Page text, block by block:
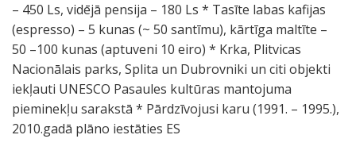
– 450 Ls, vidējā pensija – 180 Ls * Tasīte labas kafijas
(espresso) – 5 kunas (~ 50 santīmu), kārtīga maltīte –
50 –100 kunas (aptuveni 10 eiro) * Krka, Plitvicas
Nacionālais parks, Splita un Dubrovniki un citi objekti
iekļauti UNESCO Pasaules kultūras mantojuma
pieminekļu sarakstā * Pārdzīvojusi karu (1991. – 1995.),
2010.gadā plāno iestāties ES